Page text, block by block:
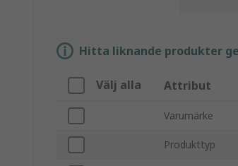
Hitta liknande produkter
Välj alla Attribut
Varumärke
Produkttyp